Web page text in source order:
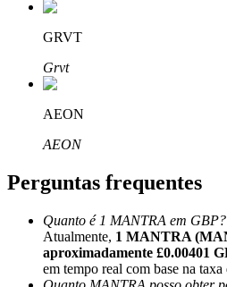
GRVT
Grvt
AEON
AEON
Perguntas frequentes
Quanto é 1 MANTRA em GBP?
Atualmente, 1 MANTRA
aproximadamente £0.00401
em tempo real com base na